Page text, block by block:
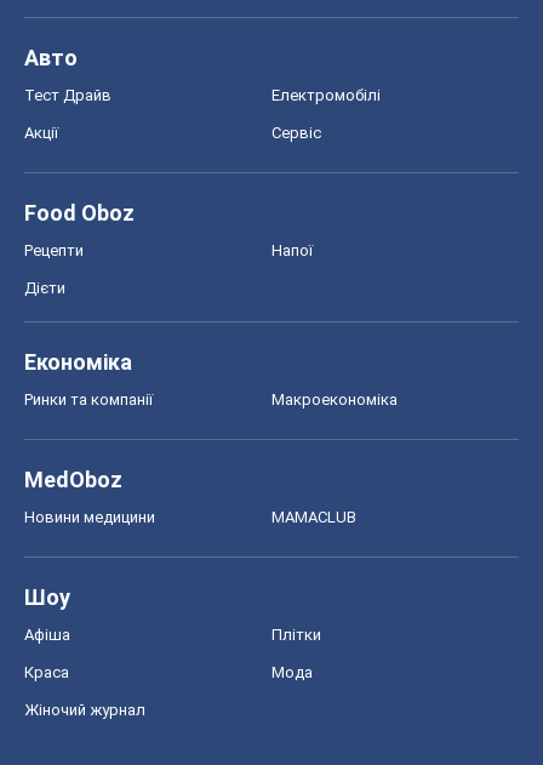
Авто
Тест Драйв Електромобілі
Акції Сервіс
Food Oboz
Рецепти Напої
Дієти
Економіка
Ринки та компанії Макроекономіка
MedOboz
Новини медицини MAMACLUB
Шоу
Афіша Плітки
Краса Мода
Жіночий журнал